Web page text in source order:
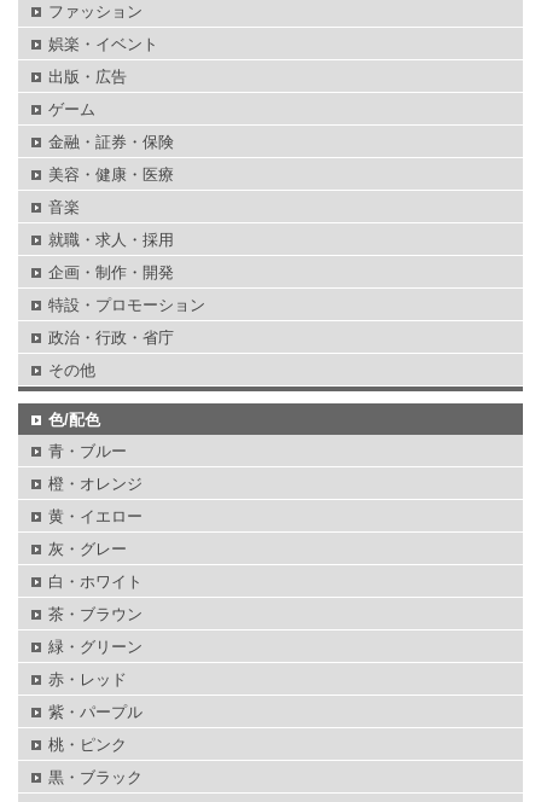
ファッション
娯楽・イベント
出版・広告
ゲーム
金融・証券・保険
美容・健康・医療
音楽
就職・求人・採用
企画・制作・開発
特設・プロモーション
政治・行政・省庁
その他
色/配色
青・ブルー
橙・オレンジ
黄・イエロー
灰・グレー
白・ホワイト
茶・ブラウン
緑・グリーン
赤・レッド
紫・パープル
桃・ピンク
黒・ブラック